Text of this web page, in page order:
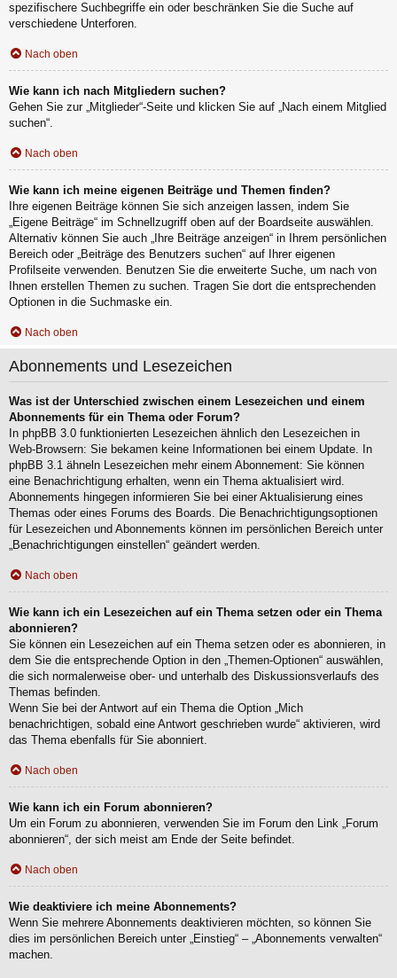
spezifischere Suchbegriffe ein oder beschränken Sie die Suche auf
verschiedene Unterforen.
Nach oben
Wie kann ich nach Mitgliedern suchen?
Gehen Sie zur „Mitglieder“-Seite und klicken Sie auf „Nach einem Mitglied
suchen“.
Nach oben
Wie kann ich meine eigenen Beiträge und Themen finden?
Ihre eigenen Beiträge können Sie sich anzeigen lassen, indem Sie
„Eigene Beiträge“ im Schnellzugriff oben auf der Boardseite auswählen.
Alternativ können Sie auch „Ihre Beiträge anzeigen“ in Ihrem persönlichen
Bereich oder „Beiträge des Benutzers suchen“ auf Ihrer eigenen
Profilseite verwenden. Benutzen Sie die erweiterte Suche, um nach von
Ihnen erstellen Themen zu suchen. Tragen Sie dort die entsprechenden
Optionen in die Suchmaske ein.
Nach oben
Abonnements und Lesezeichen
Was ist der Unterschied zwischen einem Lesezeichen und einem
Abonnements für ein Thema oder Forum?
In phpBB 3.0 funktionierten Lesezeichen ähnlich den Lesezeichen in
Web-Browsern: Sie bekamen keine Informationen bei einem Update. In
phpBB 3.1 ähneln Lesezeichen mehr einem Abonnement: Sie können
eine Benachrichtigung erhalten, wenn ein Thema aktualisiert wird.
Abonnements hingegen informieren Sie bei einer Aktualisierung eines
Themas oder eines Forums des Boards. Die Benachrichtigungsoptionen
für Lesezeichen und Abonnements können im persönlichen Bereich unter
„Benachrichtigungen einstellen“ geändert werden.
Nach oben
Wie kann ich ein Lesezeichen auf ein Thema setzen oder ein Thema
abonnieren?
Sie können ein Lesezeichen auf ein Thema setzen oder es abonnieren, in
dem Sie die entsprechende Option in den „Themen-Optionen“ auswählen,
die sich normalerweise ober- und unterhalb des Diskussionsverlaufs des
Themas befinden.
Wenn Sie bei der Antwort auf ein Thema die Option „Mich
benachrichtigen, sobald eine Antwort geschrieben wurde“ aktivieren, wird
das Thema ebenfalls für Sie abonniert.
Nach oben
Wie kann ich ein Forum abonnieren?
Um ein Forum zu abonnieren, verwenden Sie im Forum den Link „Forum
abonnieren“, der sich meist am Ende der Seite befindet.
Nach oben
Wie deaktiviere ich meine Abonnements?
Wenn Sie mehrere Abonnements deaktivieren möchten, so können Sie
dies im persönlichen Bereich unter „Einstieg“ – „Abonnements verwalten“
machen.